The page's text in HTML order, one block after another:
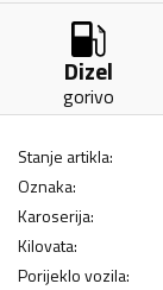
Dizel
gorivo
Stanje artikla:
Oznaka:
Karoserija:
Kilovata:
Porijeklo vozila: